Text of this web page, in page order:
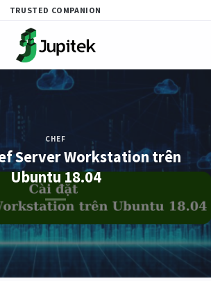
TRUSTED COMPANION
CHEF
Server Workstation trên
Ubuntu 18.04